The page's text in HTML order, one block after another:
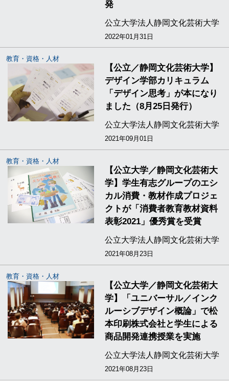
発
公立大学法人静岡文化芸術大学
2022年01月31日
教育・資格・人材
【公立／静岡文化芸術大学】
デザイン学部カリキュラム
「デザイン思考」が本になり
ました（8月25日発行）
公立大学法人静岡文化芸術大学
2021年09月01日
教育・資格・人材
【公立大学／静岡文化芸術大
学】学生有志グループのエシ
カル消費・教材作成プロジェ
クトが「消費者教育教材資料
表彰2021」優秀賞を受賞
公立大学法人静岡文化芸術大学
2021年08月23日
教育・資格・人材
【公立大学／静岡文化芸術大
学】「ユニバーサル／インク
ルーシブデザイン概論」で松
本印刷株式会社と学生による
商品開発連携授業を実施
公立大学法人静岡文化芸術大学
2021年08月23日